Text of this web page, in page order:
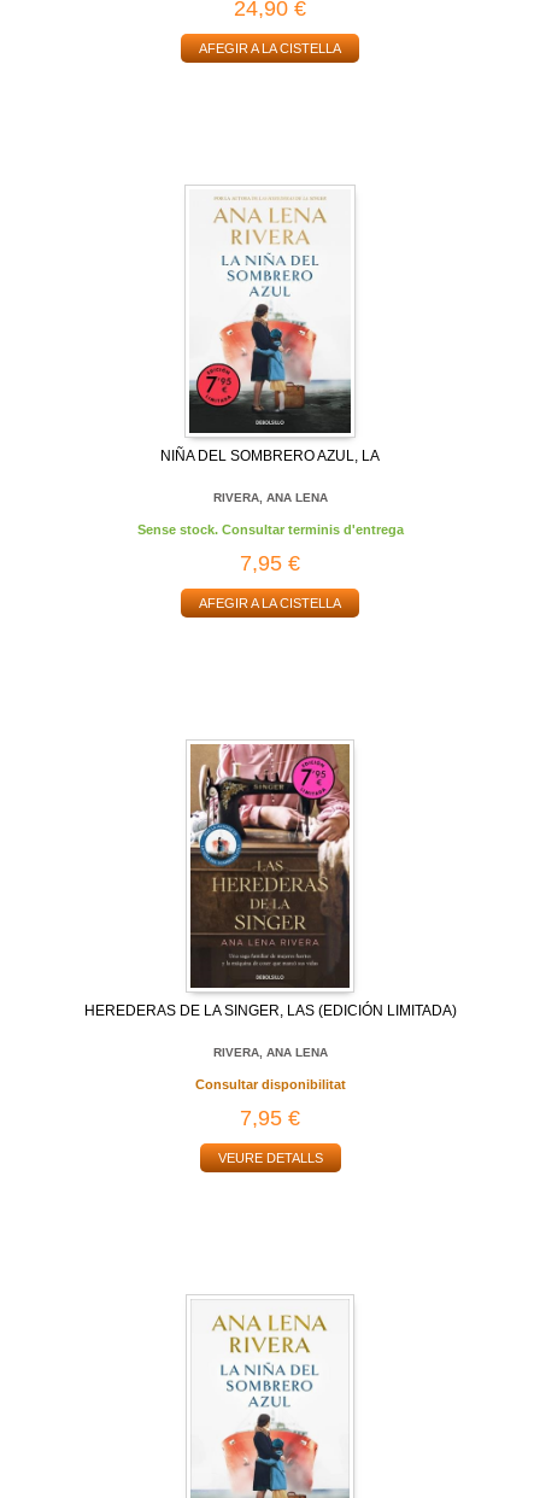
24,90 €
AFEGIR A LA CISTELLA
NIÑA DEL SOMBRERO AZUL, LA
RIVERA, ANA LENA
Sense stock. Consultar terminis d'entrega
7,95 €
AFEGIR A LA CISTELLA
HEREDERAS DE LA SINGER, LAS (EDICIÓN LIMITADA)
RIVERA, ANA LENA
Consultar disponibilitat
7,95 €
VEURE DETALLS